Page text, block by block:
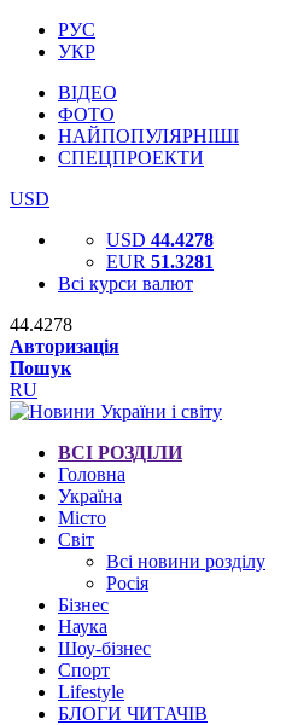
РУС
УКР
ВІДЕО
ФОТО
НАЙПОПУЛЯРНІШІ
СПЕЦПРОЕКТИ
USD
USD 44.4278
EUR 51.3281
Всі курси валют
44.4278
Авторизація
Пошук
RU
ВСІ РОЗДІЛИ
Головна
Україна
Місто
Світ
Всі новини розділу
Росія
Бізнес
Наука
Шоу-бізнес
Спорт
Lifestyle
БЛОГИ ЧИТАЧІВ